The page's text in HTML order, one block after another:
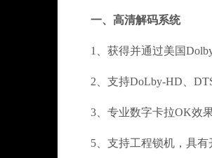
一、高清解码系统
1、获得并通过美国Dolby
2、支持DoLby-HD、
3、专业数字卡拉OK效果
5、支持工程锁机，具有